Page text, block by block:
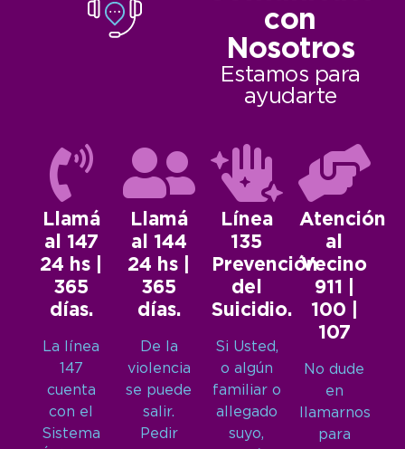
con
Nosotros
Estamos para
ayudarte
Llamá
al 147
24 hs |
365
días.
La línea
147
cuenta
con el
Sistema
Llamá
al 144
24 hs |
365
días.
De la
violencia
se puede
salir.
Pedir
Línea
135
Prevención
del
Suicidio.
Si Usted,
o algún
familiar o
allegado
suyo,
Atención
al
Vecino
911 |
100 |
107
No dude
en
llamarnos
para